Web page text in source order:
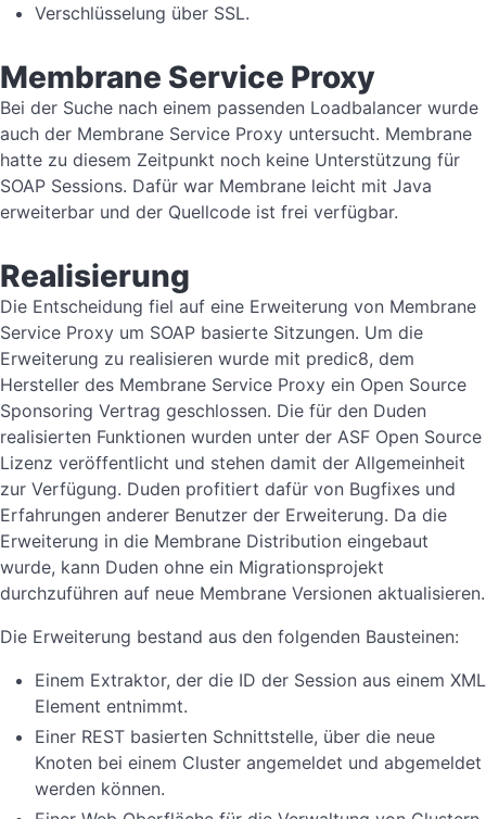
Verschlüsselung über SSL.
Membrane Service Proxy
Bei der Suche nach einem passenden Loadbalancer wurde
auch der Membrane Service Proxy untersucht. Membrane
hatte zu diesem Zeitpunkt noch keine Unterstützung für
SOAP Sessions. Dafür war Membrane leicht mit Java
erweiterbar und der Quellcode ist frei verfügbar.
Realisierung
Die Entscheidung fiel auf eine Erweiterung von Membrane
Service Proxy um SOAP basierte Sitzungen. Um die
Erweiterung zu realisieren wurde mit predic8, dem
Hersteller des Membrane Service Proxy ein Open Source
Sponsoring Vertrag geschlossen. Die für den Duden
realisierten Funktionen wurden unter der ASF Open Source
Lizenz veröffentlicht und stehen damit der Allgemeinheit
zur Verfügung. Duden profitiert dafür von Bugfixes und
Erfahrungen anderer Benutzer der Erweiterung. Da die
Erweiterung in die Membrane Distribution eingebaut
wurde, kann Duden ohne ein Migrationsprojekt
durchzuführen auf neue Membrane Versionen aktualisieren.
Die Erweiterung bestand aus den folgenden Bausteinen:
Einem Extraktor, der die ID der Session aus einem XML
Element entnimmt.
Einer REST basierten Schnittstelle, über die neue
Knoten bei einem Cluster angemeldet und abgemeldet
werden können.